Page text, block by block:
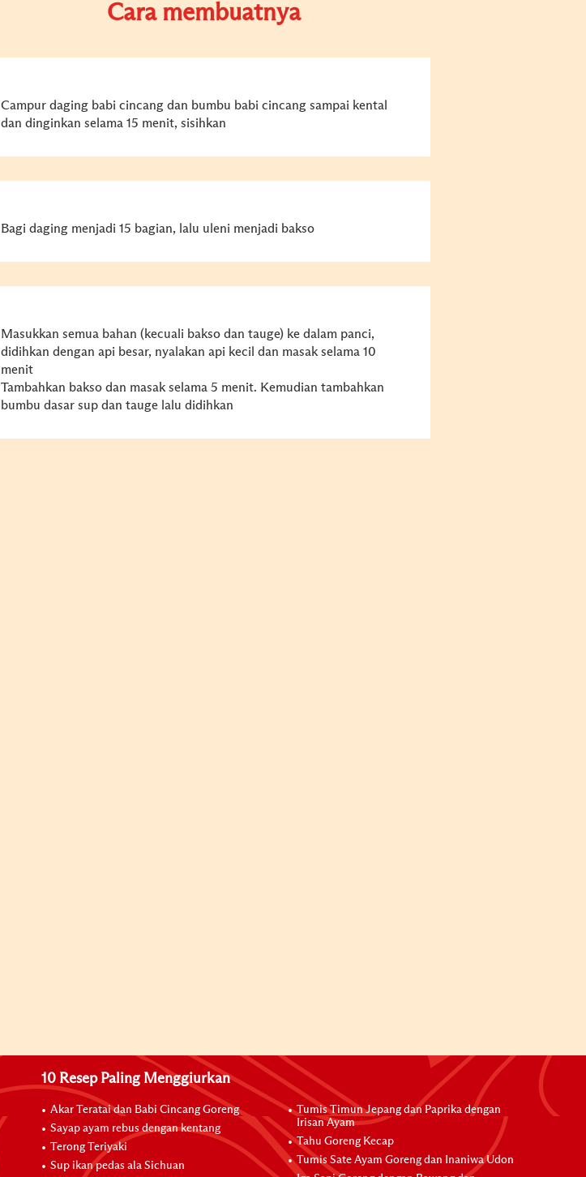
Cara membuatnya
Campur daging babi cincang dan bumbu babi cincang sampai kental
dan dinginkan selama 15 menit, sisihkan
Bagi daging menjadi 15 bagian, lalu uleni menjadi bakso
Masukkan semua bahan (kecuali bakso dan tauge) ke dalam panci,
didihkan dengan api besar, nyalakan api kecil dan masak selama 10
menit
Tambahkan bakso dan masak selama 5 menit. Kemudian tambahkan
bumbu dasar sup dan tauge lalu didihkan
10 Resep Paling Menggiurkan
Akar Teratai dan Babi Cincang Goreng
Sayap ayam rebus dengan kentang
Terong Teriyaki
Sup ikan pedas ala Sichuan
Tumis Timun Jepang dan Paprika dengan
Irisan Ayam
Tahu Goreng Kecap
Tumis Sate Ayam Goreng dan Inaniwa Udon